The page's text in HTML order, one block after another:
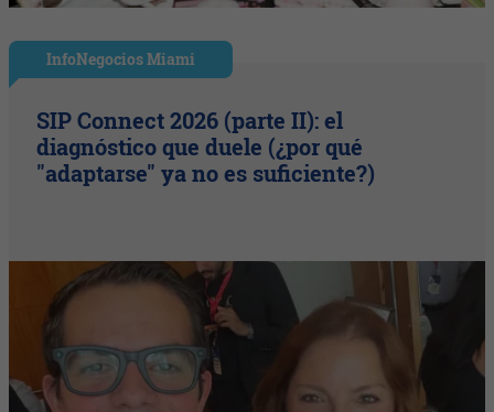
InfoNegocios Miami
SIP Connect 2026 (parte II): el
diagnóstico que duele (¿por qué
"adaptarse" ya no es suficiente?)